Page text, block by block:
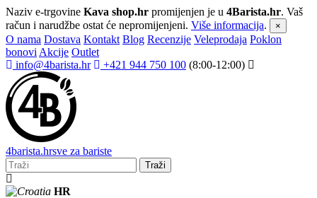
Naziv e-trgovine Kava shop.hr promijenjen je u 4Barista.hr. Vaš
račun i narudžbe ostat će nepromijenjeni. Više informacija. ×
O nama Dostava Kontakt Blog Recenzije Veleprodaja Poklon
bonovi Akcije Outlet
info@4barista.hr
+421 944 750 100 (8:00-12:00)
4barista.hrsve za bariste
Traži
HR